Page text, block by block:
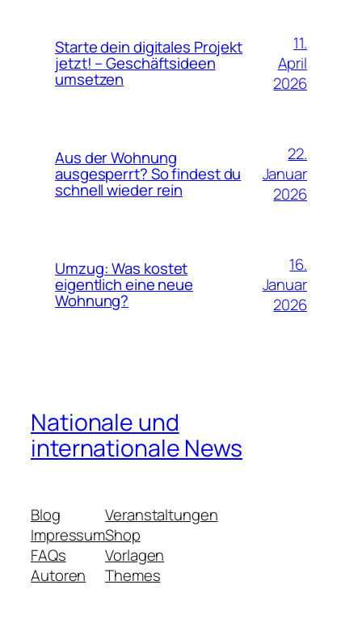
Starte dein digitales Projekt
jetzt! – Geschäftsideen
umsetzen
11.
April
2026
Aus der Wohnung
ausgesperrt? So findest du
schnell wieder rein
22.
Januar
2026
Umzug: Was kostet
eigentlich eine neue
Wohnung?
16.
Januar
2026
Nationale und
internationale News
Blog
Impressum
FAQs
Autoren
Veranstaltungen
Shop
Vorlagen
Themes